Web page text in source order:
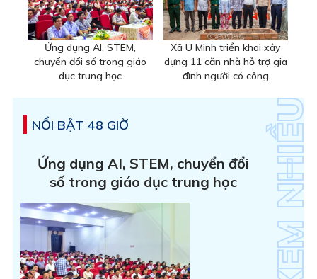
Ứng dụng AI, STEM,
chuyển đổi số trong giáo
dục trung học
Xã U Minh triển khai xây
dựng 11 căn nhà hỗ trợ gia
đình người có công
NỔI BẬT 48 GIỜ
Ứng dụng AI, STEM, chuyển đổi
số trong giáo dục trung học